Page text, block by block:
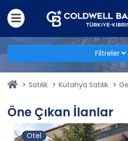
Filtreler
Satılık Kütahya Satılık
Öne Çıkan İlanlar
Otel